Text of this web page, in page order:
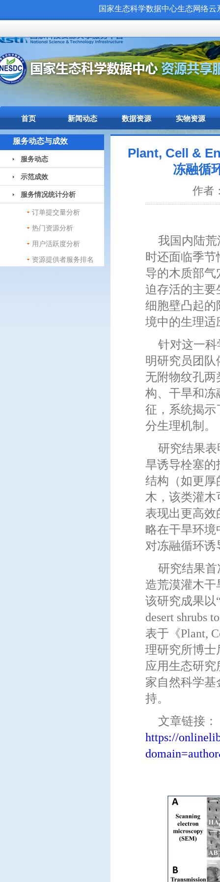
国家生态科学数据中心生态网络
首页 新闻动态 数据资源 实物资源
服务动态与成效
服务动态
示范成效
服务情况统计分析
订单提交量分析
热门资源分析
用户活跃度分析
资源提供者服务排名
Plant, Cell &
冻融循
作者
我国内陆
时还面临季
导的木质部
迫存活的主要
细胞壁凸起的
境中的生理适
针对这一
明研究员团
无附物纹孔
构、干旱和冻
征，系统揭示
分生理机制。
研究结果
旱诱导栓塞的
结构（如更厚
木，该类灌
表现出更高
略在干旱环
对冻融循环
研究结果
造荒漠灌木干
该研究成果以
desert shrubs
表于《Plant,
理研究所博士
应用生态研
家自然科学
持。
文章链接：
https://